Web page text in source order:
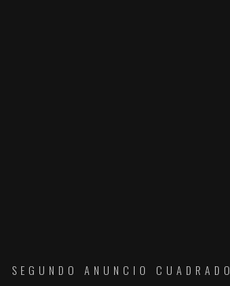
SEGUNDO ANUNCIO CUADRADO